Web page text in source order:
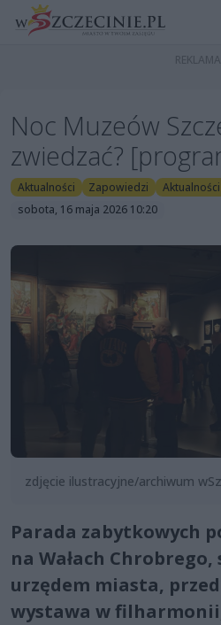
Noc Muzeów
zwiedzać?
Aktualności Zapowiedzi Aktualności
sobota, 16 maja 2026 10:20
zdjęcie ilustracyjne/archiwum
Parada zabytkowych
na Wałach
urzędem miasta,
wystawa w